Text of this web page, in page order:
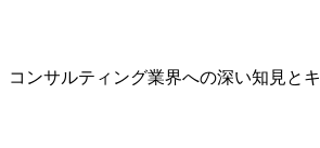
コンサルティング業界への深い知見と